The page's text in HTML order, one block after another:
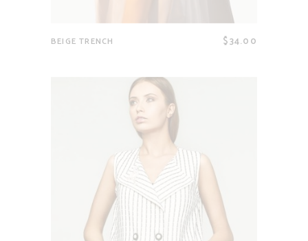
BEIGE TRENCH $34.00